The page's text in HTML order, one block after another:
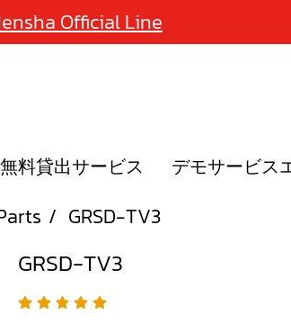
Official Line
料貸出サービス デモサービス
GRSD-TV3
GRSD-TV3